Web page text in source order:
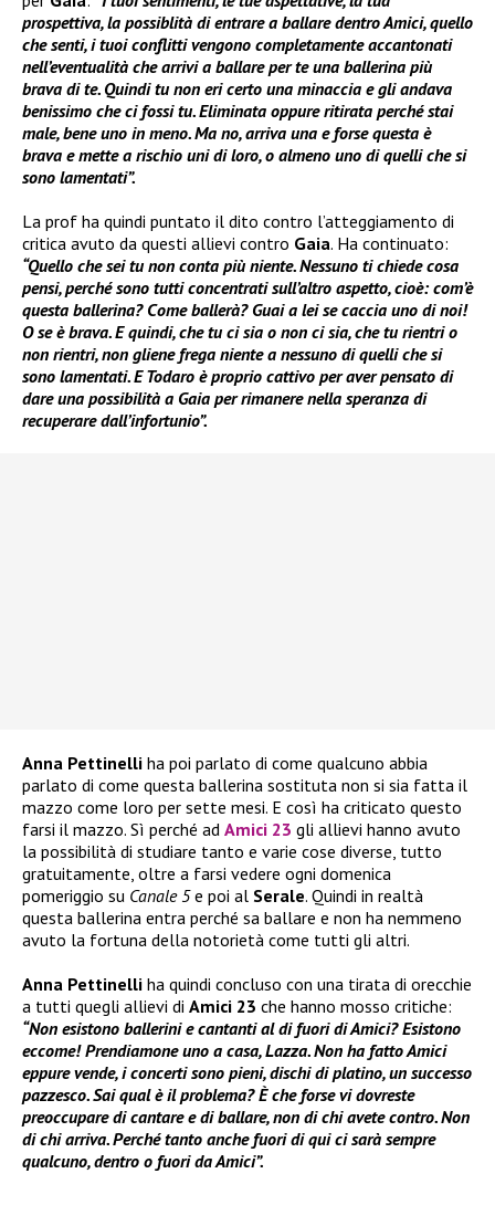
prospettiva, la possiblità di entrare a ballare dentro Amici, quello
che senti, i tuoi conflitti vengono completamente accantonati
nell’eventualità che arrivi a ballare per te una ballerina più
brava di te. Quindi tu non eri certo una minaccia e gli andava
benissimo che ci fossi tu. Eliminata oppure ritirata perché stai
male, bene uno in meno. Ma no, arriva una e forse questa è
brava e mette a rischio uni di loro, o almeno uno di quelli che si
sono lamentati”.
La prof ha quindi puntato il dito contro l’atteggiamento di
critica avuto da questi allievi contro Gaia. Ha continuato:
“Quello che sei tu non conta più niente. Nessuno ti chiede cosa
pensi, perché sono tutti concentrati sull’altro aspetto, cioè: com’è
questa ballerina? Come ballerà? Guai a lei se caccia uno di noi!
O se è brava. E quindi, che tu ci sia o non ci sia, che tu rientri o
non rientri, non gliene frega niente a nessuno di quelli che si
sono lamentati. E Todaro è proprio cattivo per aver pensato di
dare una possibilità a Gaia per rimanere nella speranza di
recuperare dall’infortunio”.
Anna Pettinelli ha poi parlato di come qualcuno abbia
parlato di come questa ballerina sostituta non si sia fatta il
mazzo come loro per sette mesi. E così ha criticato questo
farsi il mazzo. Sì perché ad Amici 23 gli allievi hanno avuto
la possibilità di studiare tanto e varie cose diverse, tutto
gratuitamente, oltre a farsi vedere ogni domenica
pomeriggio su Canale 5e poi al Serale. Quindi in realtà
questa ballerina entra perché sa ballare e non ha nemmeno
avuto la fortuna della notorietà come tutti gli altri.
Anna Pettinelli ha quindi concluso con una tirata di orecchie
a tutti quegli allievi di Amici 23 che hanno mosso critiche:
“Non esistono ballerini e cantanti al di fuori di Amici? Esistono
eccome! Prendiamone uno a casa, Lazza. Non ha fatto Amici
eppure vende, i concerti sono pieni, dischi di platino, un successo
pazzesco. Sai qual è il problema? È che forse vi dovreste
preoccupare di cantare e di ballare, non di chi avete contro. Non
di chi arriva. Perché tanto anche fuori di qui ci sarà sempre
qualcuno, dentro o fuori da Amici”.